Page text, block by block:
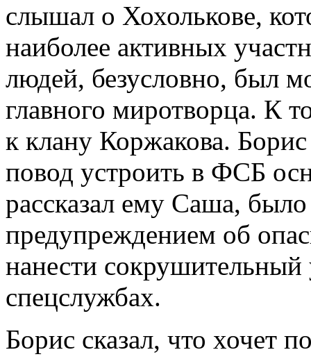
слышал о Хохолькове,
наиболее активных
людей, безусловно, был
главного миротворца. К
к клану Коржакова.
повод устроить в ФСБ
рассказал ему Саша,
предупреждением об
нанести сокрушительный
спецслужбах.
Борис сказал, что хочет